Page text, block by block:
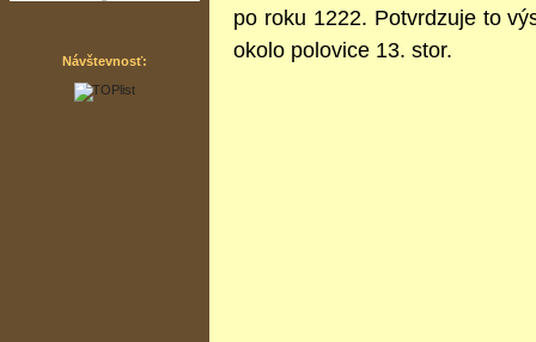
Návštevnosť:
po roku 1222. Potvrdzuje to
okolo polovice 13. stor.